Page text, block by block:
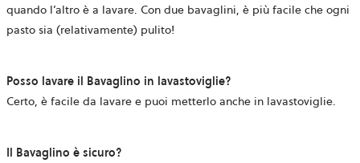
quando l’altro è a lavare. Con due bavaglini, è più facile che ogni
pasto sia (relativamente) pulito!
Posso lavare il Bavaglino in lavastoviglie?
Certo, è facile da lavare e puoi metterlo anche in lavastoviglie.
Il Bavaglino è sicuro?